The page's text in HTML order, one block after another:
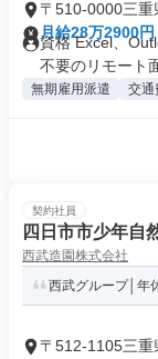
〒510-0000三重
月給28万2900円
資格 Excel、
不要のリモート
無期雇用派遣 交通
契約社員
四日市市少年自
西武造園株式会社
西武グループ│年
〒512-1105三